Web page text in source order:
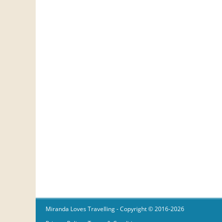
Miranda Loves Travelling- Copyright © 2016-2026